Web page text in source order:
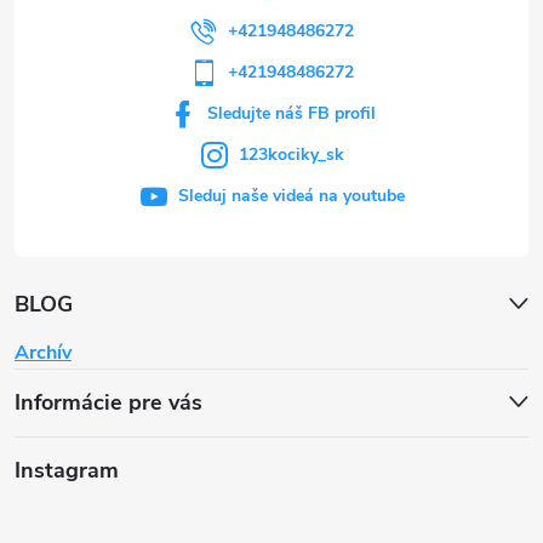
BLOG
Archív
Informácie pre vás
+421948486272
+421948486272
Sledujte náš FB profil
123kociky_sk
Sleduj naše videá na youtube
Instagram